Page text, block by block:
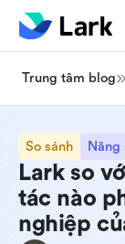
Trung tâm blog
So sánh Năng
Lark so
tác nào
nghiệp